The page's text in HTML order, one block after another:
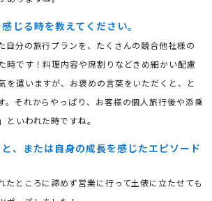
じる時を教えてください。
自分の旅行プランを、たくさんの競合他社様の
時です！料理内容や席割りなどきめ細かい配慮
を遣いますが、お褒めの言葉をいただくと、と
。それからやっぱり、お客様の個人旅行後や添乗
いわれた時ですね。
、または自身の成長を感じたエピソード
たところに諦めず営業に行って土俵に立たせても